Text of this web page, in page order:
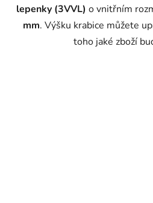
lepenky (3VVL) o vnitřním
mm. Výšku krabice můžete
toho jaké zboží